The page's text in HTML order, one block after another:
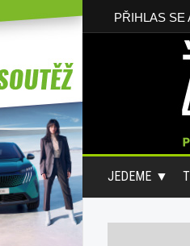
PŘIHLAS SE
JEDEME